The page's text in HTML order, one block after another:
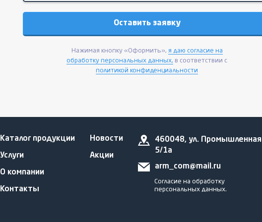
Нажимая кнопку «Оформить», я даю согласие на
обработку персональных данных, в соответствии с
политикой конфиденциальности
Каталог продукции
Услуги
О компании
Контакты
Новости
Акции
460048, ул. Промышленная
5/1а
arm_com@mail.ru
Согласие на обработку
персональных данных.